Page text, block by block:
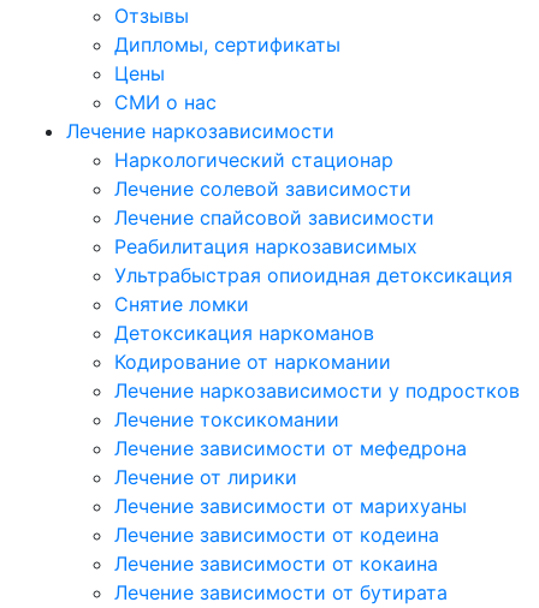
Отзывы
Дипломы, сертификаты
Цены
СМИ о нас
Лечение наркозависимости
Наркологический стационар
Лечение солевой зависимости
Лечение спайсовой зависимости
Реабилитация наркозависимых
Ультрабыстрая опиоидная детоксикация
Снятие ломки
Детоксикация наркоманов
Кодирование от наркомании
Лечение наркозависимости у подростков
Лечение токсикомании
Лечение зависимости от мефедрона
Лечение от лирики
Лечение зависимости от марихуаны
Лечение зависимости от кодеина
Лечение зависимости от кокаина
Лечение зависимости от бутирата